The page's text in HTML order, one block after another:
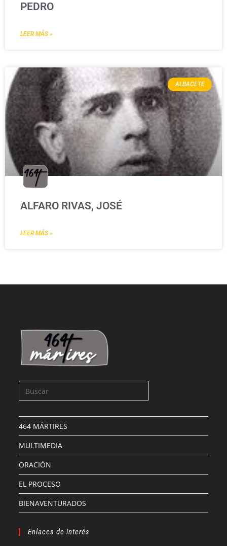
PEDRO
LEER MÁS »
ALBACETE
ALFARO RIVAS, JOSÉ
LEER MÁS »
464 MÁRTIRES
MULTIMEDIA
ORACIÓN
EL PROCESO
BIENAVENTURADOS
Enlaces de interés